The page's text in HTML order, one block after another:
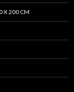
X 200 CM